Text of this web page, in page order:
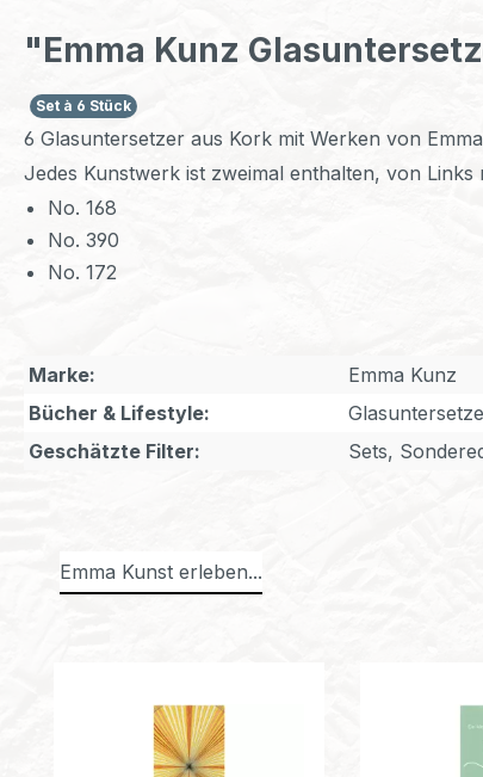
"Emma Kunz
Set à 6 Stück
6 Glasuntersetzer aus Kork mit Werken von
Jedes Kunstwerk ist zweimal enthalten, von Links
No. 168
No. 390
No. 172
Marke:
Emma Kunz
Bücher & Lifestyle:
Geschätzte Filter:
Sets,
Emma Kunst erleben...